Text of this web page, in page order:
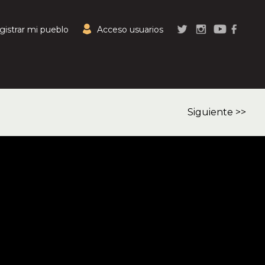
mi pueblo Acceso usuarios
Siguiente >>